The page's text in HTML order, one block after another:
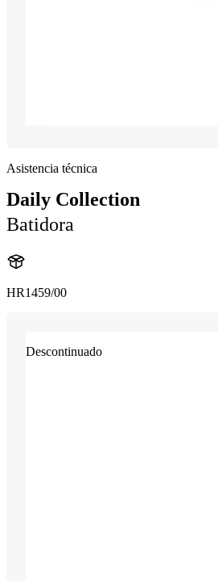
Asistencia técnica
Daily Collection
Batidora
HR1459/00
Descontinuado